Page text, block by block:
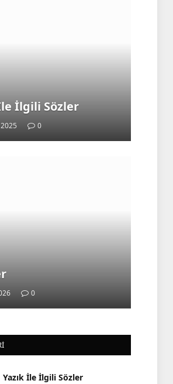
İlgili Sözler
0
0
Yazık İle İlgili Sözler